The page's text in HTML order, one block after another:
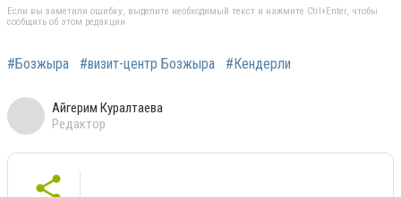
Если вы заметили ошибку, выделите необходимый текст и нажмите Ctrl+Enter, чтобы
сообщить об этом редакции
#Бозжыра #визит-центр Бозжыра #Кендерли
Айгерим Куралтаева
Редактор